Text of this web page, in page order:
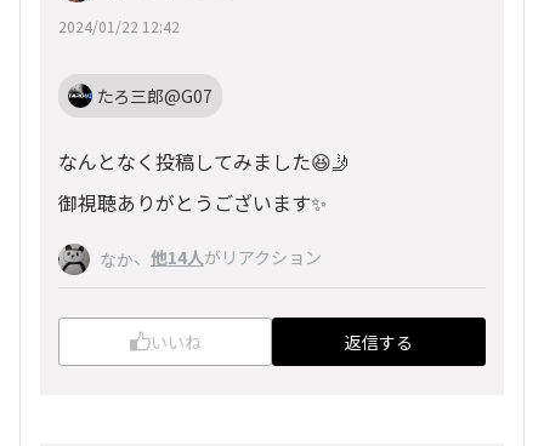
2024/01/22 12:42
たろ三郎@G07
なんとなく投稿してみました😆🤳
御視聴ありがとうございます✨
なか、 他14人がリアクション
いいね 返信する